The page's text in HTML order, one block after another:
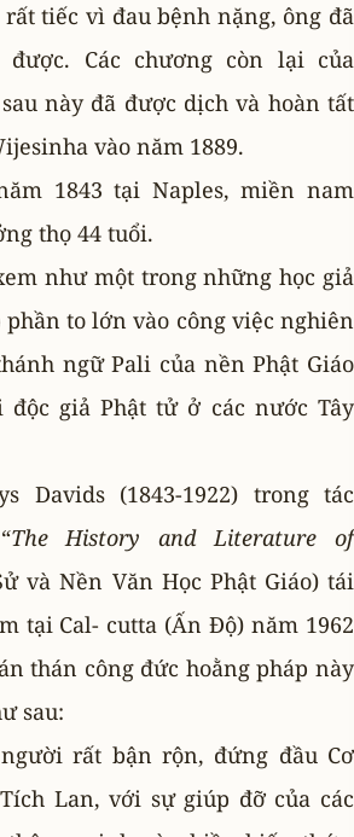
tiếc vì đau bệnh nặng, ông đã
Các chương còn lại của
sau này đã được dịch và hoàn tất
vào năm 1889.
1843 tại Naples, miền nam
thọ 44 tuổi.
như một trong những học giả
to lớn vào công việc nghiên
ngữ Pali của nền Phật Giáo
giả Phật tử ở các nước Tây
Davids (1843-1922) trong tác
The History and Literature of
và Nền Văn Học Phật Giáo) tái
tại Cal- cutta (Ấn Ðộ) năm 1962
thán công đức hoằng pháp này
sau:
rất bận rộn, đứng đầu Cơ
Lan, với sự giúp đỡ của các